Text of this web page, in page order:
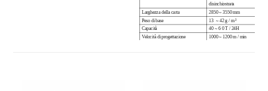
disinchiostrata
Larghezza della carta
2850 ~ 3550 mm
Peso di base 13 ~42g / m²
Capacità 40 ~ 6 0 T / 24H
Velocità di progettazione
1000 ~ 1200 m / min